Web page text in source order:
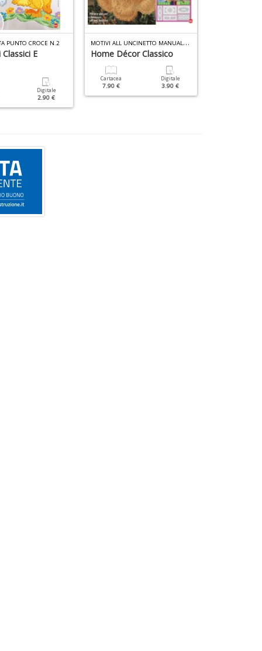
PUNTO CROCE N.2
E
Digitale
2.90 €
M
OTIVI ALL UNCINETTO MANUALE N.10
Home Décor Classico
Cartacea
7.90 €
Digitale
3.90 €